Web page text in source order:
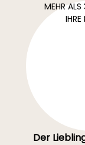
MEHR ALS
Der